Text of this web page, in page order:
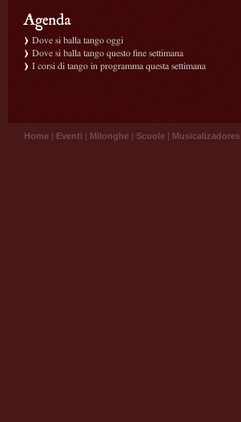
Dove si balla tango oggi
Dove si balla tango questo fine settimana
I corsi di tango in programma questa settimana
Home | Eventi | Milonghe | Scuole | Musicalizadores